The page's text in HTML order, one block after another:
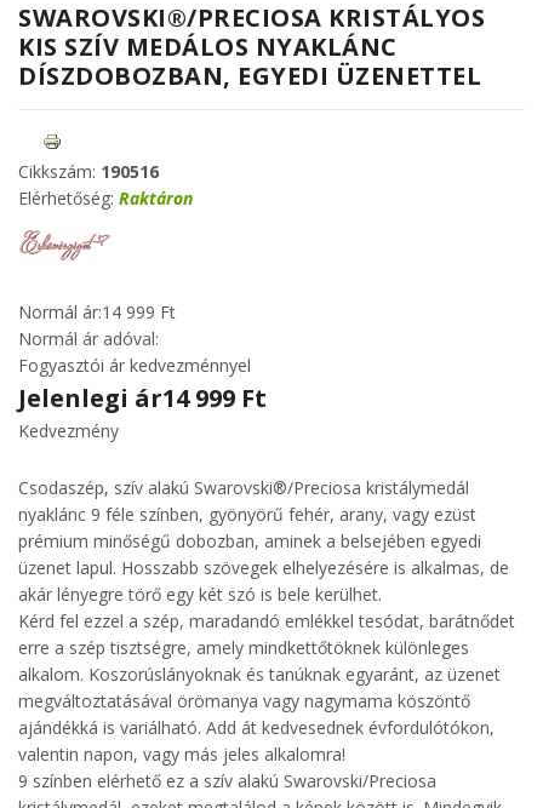
SWAROVSKI®/PRECIOSA KRISTÁLYOS
KIS SZÍV MEDÁLOS NYAKLÁNC
DÍSZDOBOZBAN, EGYEDI ÜZENETTEL
Cikkszám: 190516
Elérhetőség: Raktáron
Normál ár:14 999 Ft
Normál ár adóval:
Fogyasztói ár kedvezménnyel
Jelenlegi ár14 999 Ft
Kedvezmény
Csodaszép, szív alakú Swarovski®/Preciosa kristálymedál
nyaklánc 9 féle színben, gyönyörű fehér, arany, vagy ezüst
prémium minőségű dobozban, aminek a belsejében egyedi
üzenet lapul. Hosszabb szövegek elhelyezésére is alkalmas, de
akár lényegre törő egy két szó is bele kerülhet.
Kérd fel ezzel a szép, maradandó emlékkel tesódat, barátnődet
erre a szép tisztségre, amely mindkettőtöknek különleges
alkalom. Koszorúslányoknak és tanúknak egyaránt, az üzenet
megváltoztatásával örömanya vagy nagymama köszöntő
ajándékká is variálható. Add át kedvesednek évfordulótókon,
valentin napon, vagy más jeles alkalomra!
9 színben elérhető ez a szív alakú Swarovski/Preciosa